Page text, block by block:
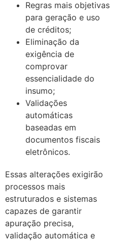
Regras mais objetivas
para geração e uso
de créditos;
Eliminação da
exigência de
comprovar
essencialidade do
insumo;
Validações
automáticas
baseadas em
documentos fiscais
eletrônicos.
Essas alterações exigirão
processos mais
estruturados e sistemas
capazes de garantir
apuração precisa,
validação automática e